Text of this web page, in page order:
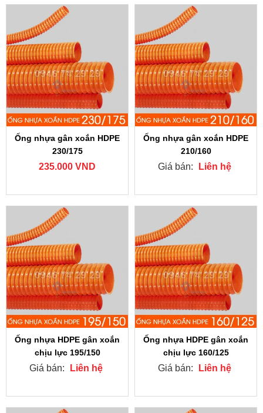
Ống nhựa gân xoắn HDPE
230/175
235.000 VND
Ống nhựa gân xoắn HDPE
210/160
Giá bán: Liên hệ
Ống nhựa HDPE gân xoắn
chịu lực 195/150
Giá bán: Liên hệ
Ống nhựa HDPE gân xoắn
chịu lực 160/125
Giá bán: Liên hệ